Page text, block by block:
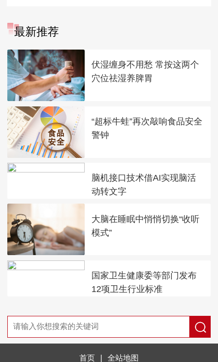
最新推荐
伏湿缠身不用愁 常按这两个
穴位祛湿养脾胃
“超标牛蛙”再次敲响食品安全
警钟
脑机接口技术借AI实现脑活
动转文字
大脑在睡眠中悄悄切换“收听
模式”
国家卫生健康委等部门发布
12项卫生行业标准
首页 全站地图